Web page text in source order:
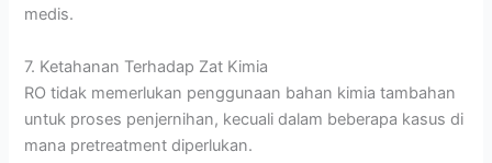
medis.
7. Ketahanan Terhadap Zat Kimia
RO tidak memerlukan penggunaan bahan kimia tambahan
untuk proses penjernihan, kecuali dalam beberapa kasus di
mana pretreatment diperlukan.